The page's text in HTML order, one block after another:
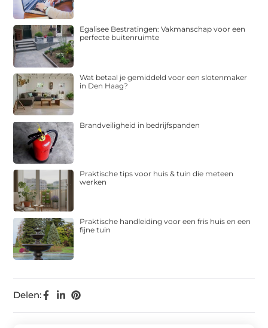
Delen:
Egalisee Bestratingen: Vakmanschap voor een
perfecte buitenruimte
Wat betaal je gemiddeld voor een slotenmaker
in Den Haag?
Brandveiligheid in bedrijfspanden
Praktische tips voor huis & tuin die meteen
werken
Praktische handleiding voor een fris huis en een
fijne tuin